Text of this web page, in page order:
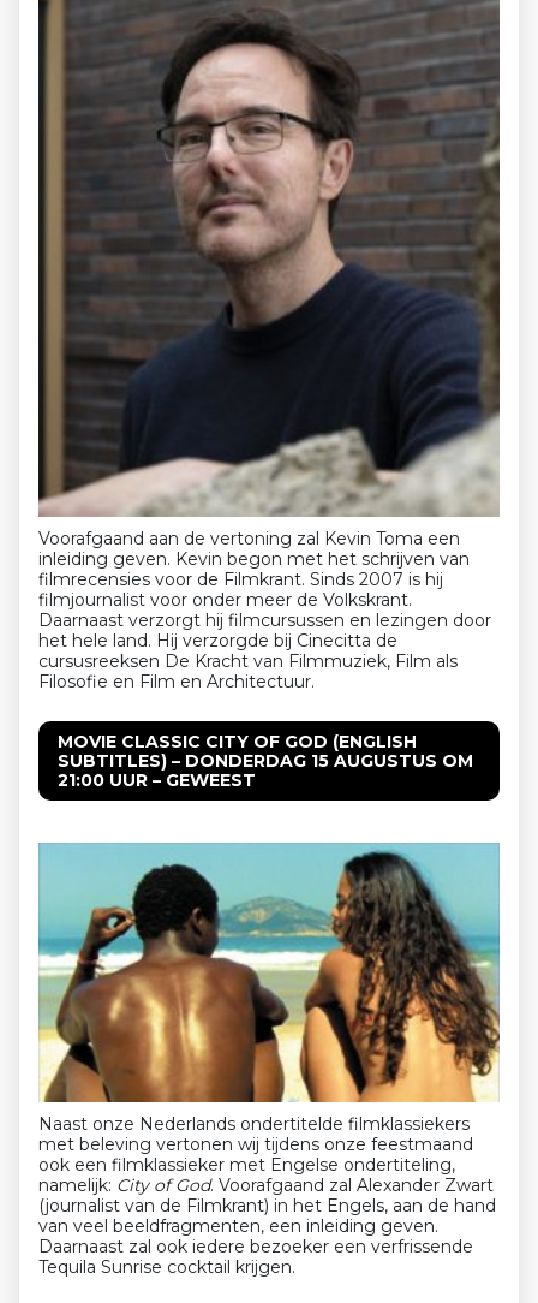
Voorafgaand aan de vertoning zal Kevin Toma een
inleiding geven. Kevin begon met het schrijven van
filmrecensies voor de Filmkrant. Sinds 2007 is hij
filmjournalist voor onder meer de Volkskrant.
Daarnaast verzorgt hij filmcursussen en lezingen door
het hele land. Hij verzorgde bij Cinecitta de
cursusreeksen De Kracht van Filmmuziek, Film als
Filosofie en Film en Architectuur.
MOVIE CLASSIC CITY OF GOD (ENGLISH
SUBTITLES) – DONDERDAG 15 AUGUSTUS OM
21:00 UUR – GEWEEST
Naast onze Nederlands ondertitelde filmklassiekers
met beleving vertonen wij tijdens onze feestmaand
ook een filmklassieker met Engelse ondertiteling,
namelijk: City of God. Voorafgaand zal Alexander Zwart
(journalist van de Filmkrant) in het Engels, aan de hand
van veel beeldfragmenten, een inleiding geven.
Daarnaast zal ook iedere bezoeker een verfrissende
Tequila Sunrise cocktail krijgen.